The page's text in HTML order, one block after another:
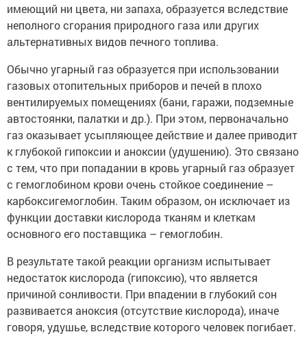
имеющий ни цвета, ни запаха, образуется вследствие
неполного сгорания природного газа или других
альтернативных видов печного топлива.
Обычно угарный газ образуется при использовании
газовых отопительных приборов и печей в плохо
вентилируемых помещениях (бани, гаражи, подземные
автостоянки, палатки и др.). При этом, первоначально
газ оказывает усыпляющее действие и далее приводит
к глубокой гипоксии и аноксии (удушению). Это связано
с тем, что при попадании в кровь угарный газ образует
с гемоглобином крови очень стойкое соединение –
карбоксигемоглобин. Таким образом, он исключает из
функции доставки кислорода тканям и клеткам
основного его поставщика – гемоглобин.
В результате такой реакции организм испытывает
недостаток кислорода (гипоксию), что является
причиной сонливости. При впадении в глубокий сон
развивается аноксия (отсутствие кислорода), иначе
говоря, удушье, вследствие которого человек погибает.